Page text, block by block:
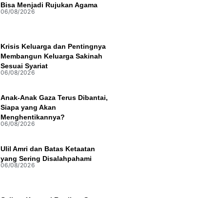
Bisa Menjadi Rujukan Agama
06/08/2026
Krisis Keluarga dan Pentingnya
Membangun Keluarga Sakinah
Sesuai Syariat
06/08/2026
Anak-Anak Gaza Terus Dibantai,
Siapa yang Akan
Menghentikannya?
06/08/2026
Ulil Amri dan Batas Ketaatan
yang Sering Disalahpahami
06/08/2026